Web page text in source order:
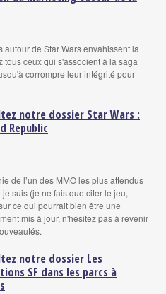
de Star Wars envahissent la
ceux qui s'associent à la saga
corrompre leur intégrité pour
notre dossier Star Wars :
Republic
de l’un des MMO les plus attendus
suis (je ne fais que citer le jeu,
ce qui pourrait bien être une
mis à jour, n'hésitez pas à revenir
notre dossier Les
SF dans les parcs à